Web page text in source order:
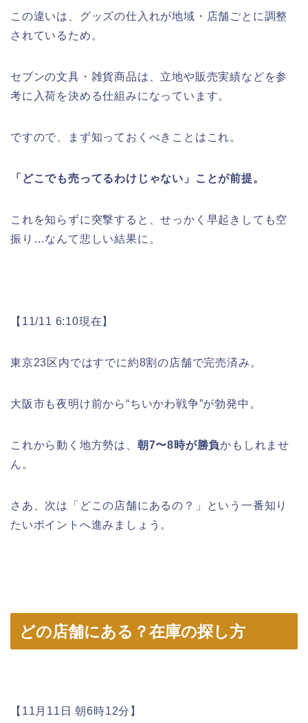
この違いは、グッズの仕入れが地域・店舗ごとに調整
されているため。
セブンの文具・雑貨商品は、立地や販売実績などを参
考に入荷を決める仕組みになっています。
ですので、まず知っておくべきことはこれ。
「どこでも売ってるわけじゃない」ことが前提。
これを知らずに突撃すると、せっかく早起きしても空
振り…なんて悲しい結果に。
【11/11 6:10現在】
東京23区内ではすでに約8割の店舗で完売済み。
大阪市も夜明け前から“ちいかわ戦争”が勃発中。
これから動く地方勢は、 朝7〜8時が勝負かもしれませ
ん。
さあ、次は「どこの店舗にあるの？」という一番知り
たいポイントへ進みましょう。
どの店舗にある？在庫の探し方
【11月11日 朝6時12分】